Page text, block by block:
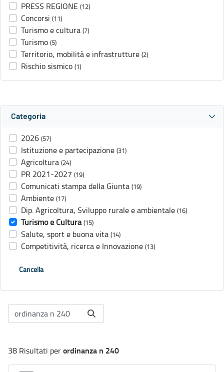
PRESS REGIONE (12)
Concorsi (11)
Turismo e cultura (7)
Turismo (5)
Territorio, mobilità e infrastrutture (2)
Rischio sismico (1)
Categoria
2026 (57)
Istituzione e partecipazione (31)
Agricoltura (24)
PR 2021-2027 (19)
Comunicati stampa della Giunta (19)
Ambiente (17)
Dip. Agricoltura, Sviluppo rurale e ambientale (16)
Turismo e Cultura (15)
Salute, sport e buona vita (14)
Competitività, ricerca e Innovazione (13)
Cancella
38 Risultati perordinanza n 240